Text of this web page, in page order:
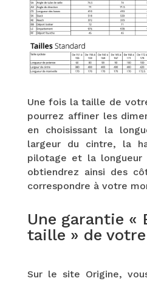
Une fois la taille de
pourrez affiner les
en choisissant la
largeur du cintre, la
pilotage et la longueur
obtiendrez ainsi des
correspondre à votre
Une garantie «
taille » de
Sur le site Origine,